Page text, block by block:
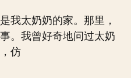
我太奶奶的家。那里，
。我曾好奇地问过太奶
仿